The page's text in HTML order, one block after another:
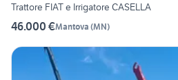
Trattore FIAT e Irrigatore CASELLA
46.000 €Mantova (MN)